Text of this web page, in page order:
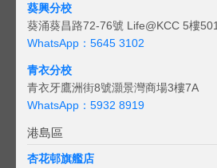
葵興分校
葵涌葵昌路72-76號 Life@KCC 5樓501
WhatsApp：5645 3102
青衣分校
青衣牙鷹洲街8號灝景灣商場3樓7A
WhatsApp：5932 8919
港島區
杏花邨旗艦店